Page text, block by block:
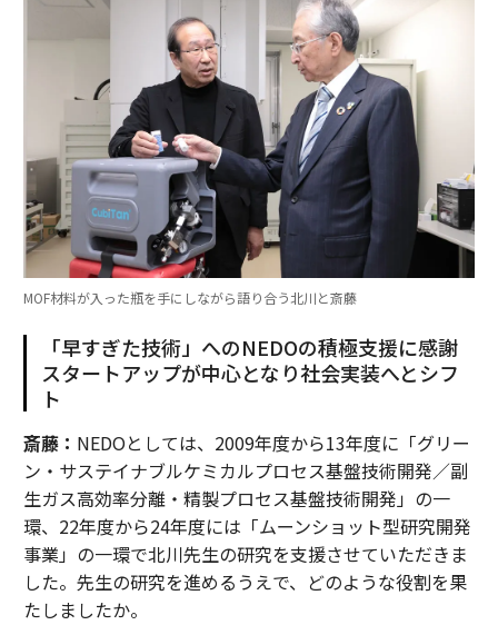
MOF材料が入った瓶を手にしながら語り合う北川と斎藤
「早すぎた技術」へのNEDOの積極支援に感謝
スタートアップが中心となり社会実装へとシフ
ト
斎藤： NEDOとしては、2009年度から13年度に「グリー
ン・サステイナブルケミカルプロセス基盤技術開発／副
生ガス高効率分離・精製プロセス基盤技術開発」の一
環、22年度から24年度には「ムーンショット型研究開発
事業」の一環で北川先生の研究を支援させていただきま
した。先生の研究を進めるうえで、どのような役割を果
たしましたか。